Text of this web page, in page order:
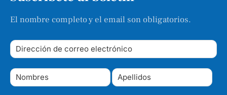
El nombre completo y el email son obligatorios.